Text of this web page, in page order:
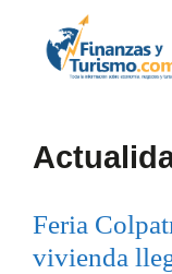
Feria
vivienda